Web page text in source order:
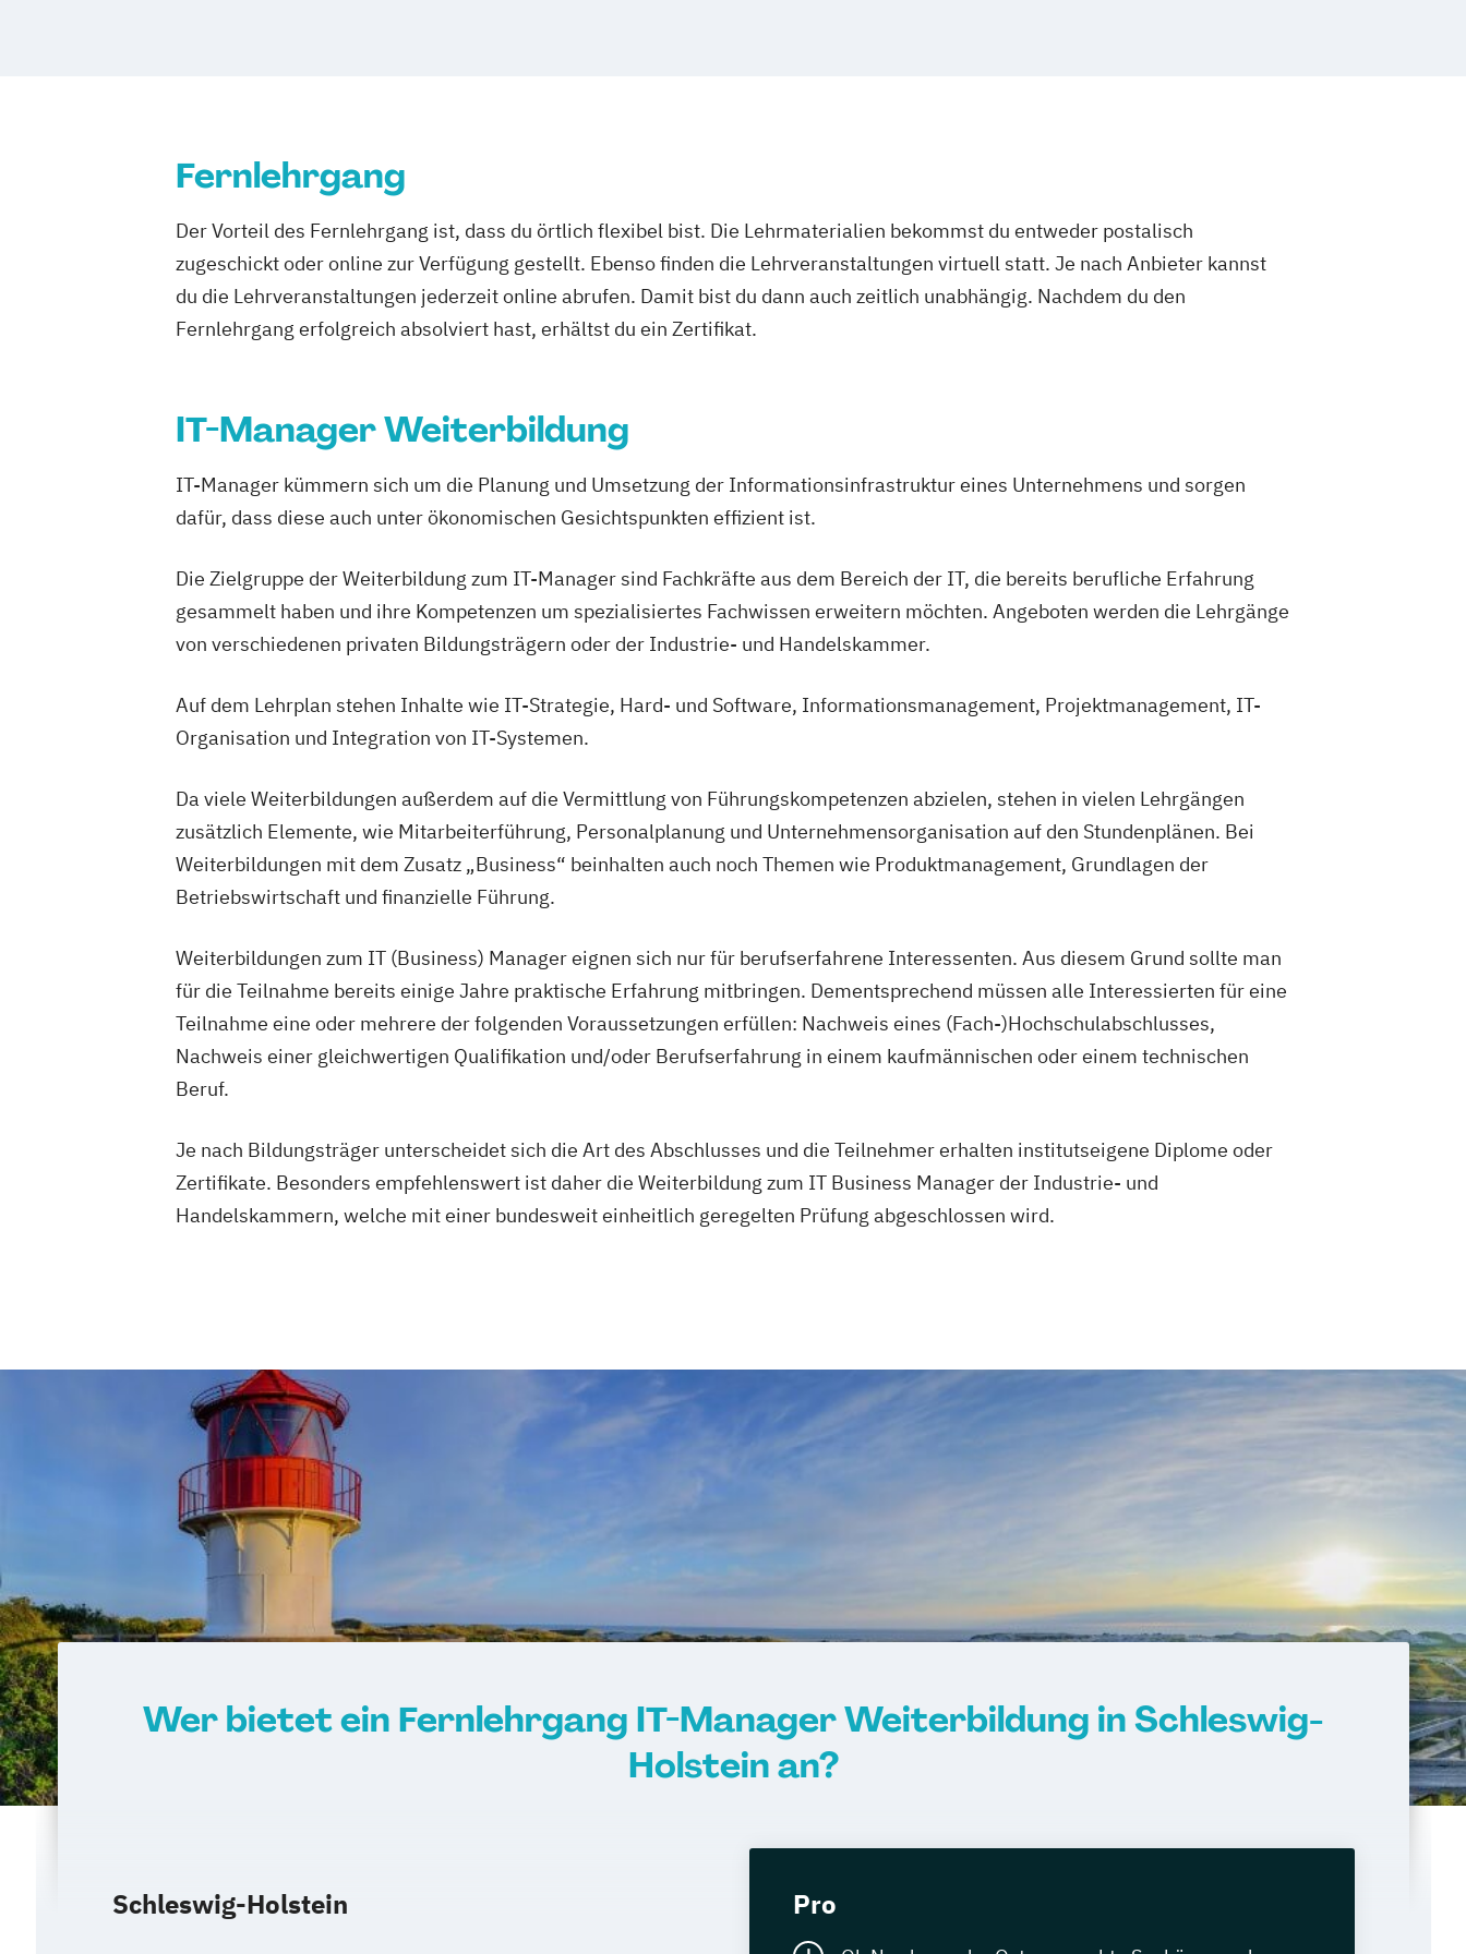
Fernlehrgang
Der Vorteil des Fernlehrgang ist, dass du örtlich flexibel bist. Die Lehrmaterialien bekommst du entweder postalisch
zugeschickt oder online zur Verfügung gestellt. Ebenso finden die Lehrveranstaltungen virtuell statt. Je nach Anbieter kannst
du die Lehrveranstaltungen jederzeit online abrufen. Damit bist du dann auch zeitlich unabhängig. Nachdem du den
Fernlehrgang erfolgreich absolviert hast, erhältst du ein Zertifikat.
IT-Manager Weiterbildung
IT-Manager kümmern sich um die Planung und Umsetzung der Informationsinfrastruktur eines Unternehmens und sorgen
dafür, dass diese auch unter ökonomischen Gesichtspunkten effizient ist.
Die Zielgruppe der Weiterbildung zum IT-Manager sind Fachkräfte aus dem Bereich der IT, die bereits berufliche Erfahrung
gesammelt haben und ihre Kompetenzen um spezialisiertes Fachwissen erweitern möchten. Angeboten werden die Lehrgänge
von verschiedenen privaten Bildungsträgern oder der Industrie- und Handelskammer.
Auf dem Lehrplan stehen Inhalte wie IT-Strategie, Hard- und Software, Informationsmanagement, Projektmanagement, IT-
Organisation und Integration von IT-Systemen.
Da viele Weiterbildungen außerdem auf die Vermittlung von Führungskompetenzen abzielen, stehen in vielen Lehrgängen
zusätzlich Elemente, wie Mitarbeiterführung, Personalplanung und Unternehmensorganisation auf den Stundenplänen. Bei
Weiterbildungen mit dem Zusatz „Business“ beinhalten auch noch Themen wie Produktmanagement, Grundlagen der
Betriebswirtschaft und finanzielle Führung.
Weiterbildungen zum IT (Business) Manager eignen sich nur für berufserfahrene Interessenten. Aus diesem Grund sollte man
für die Teilnahme bereits einige Jahre praktische Erfahrung mitbringen. Dementsprechend müssen alle Interessierten für eine
Teilnahme eine oder mehrere der folgenden Voraussetzungen erfüllen: Nachweis eines (Fach-)Hochschulabschlusses,
Nachweis einer gleichwertigen Qualifikation und/oder Berufserfahrung in einem kaufmännischen oder einem technischen
Beruf.
Je nach Bildungsträger unterscheidet sich die Art des Abschlusses und die Teilnehmer erhalten institutseigene Diplome oder
Zertifikate. Besonders empfehlenswert ist daher die Weiterbildung zum IT Business Manager der Industrie- und
Handelskammern, welche mit einer bundesweit einheitlich geregelten Prüfung abgeschlossen wird.
Wer bietet ein Fernlehrgang IT-Manager Weiterbildung in Schleswig-
Holstein an?
Schleswig-Holstein Pro